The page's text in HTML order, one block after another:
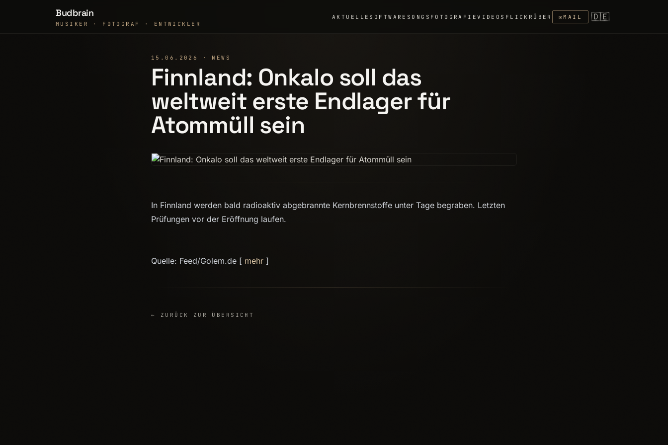
Budbrain
MUSIKER · FOTOGRAF · ENTWICKLER
AKTUELLE SOFTWARE SONGS FOTOGRAFIEVIDEOS FLICKR ÜBER ✉MAIL 🇩🇪
15.06.2026 · NEWS
Finnland: Onkalo soll das
weltweit erste Endlager für
Atommüll sein
In Finnland werden bald radioaktiv abgebrannte Kernbrennstoffe unter Tage begraben. Letzten
Prüfungen vor der Eröffnung laufen.
Quelle: Feed/Golem.de [ mehr ]
← ZURÜCK ZUR ÜBERSICHT